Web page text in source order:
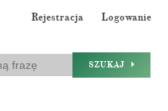
Rejestracja Logowanie
SZUKAJ